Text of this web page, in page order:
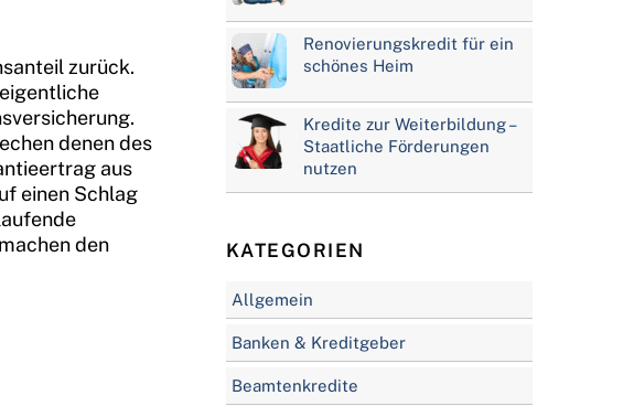
zurück.
denen des
aus
einen Schlag
den
Renovierungskredit für ein
schönes Heim
Kredite zur Weiterbildung –
Staatliche Förderungen
nutzen
KATEGORIEN
Allgemein
Banken & Kreditgeber
Beamtenkredite